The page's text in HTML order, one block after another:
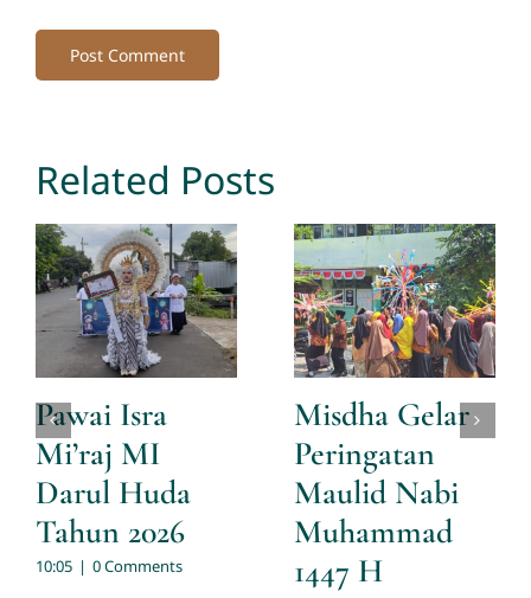
Related Posts
Pawai Isra
Mi’raj MI
Darul Huda
Tahun 2026
10:05 | 0 Comments
Misdha Gelar
Peringatan
Maulid Nabi
Muhammad
1447 H